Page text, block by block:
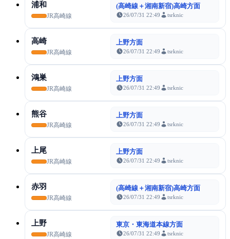
浦和
JR高崎線
(高崎線＋湘南新宿)高崎方面
26/07/31 22:49 tsrknic
高崎
JR高崎線
上野方面
26/07/31 22:49 tsrknic
鴻巣
JR高崎線
上野方面
26/07/31 22:49 tsrknic
熊谷
JR高崎線
上野方面
26/07/31 22:49 tsrknic
上尾
JR高崎線
上野方面
26/07/31 22:49 tsrknic
赤羽
JR高崎線
(高崎線＋湘南新宿)高崎方面
26/07/31 22:49 tsrknic
上野
JR高崎線
東京・東海道本線方面
26/07/31 22:49 tsrknic